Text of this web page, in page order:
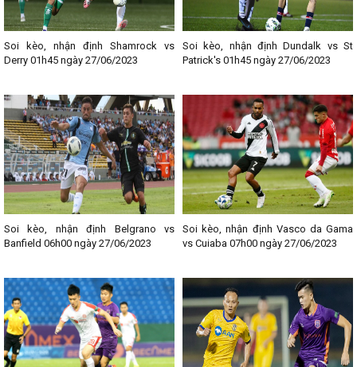
Soi kèo, nhận định Shamrock vs
Derry 01h45 ngày 27/06/2023
Soi kèo, nhận định Dundalk vs St
Patrick's 01h45 ngày 27/06/2023
Soi kèo, nhận định Belgrano vs
Banfield 06h00 ngày 27/06/2023
Soi kèo, nhận định Vasco da Gama
vs Cuiaba 07h00 ngày 27/06/2023